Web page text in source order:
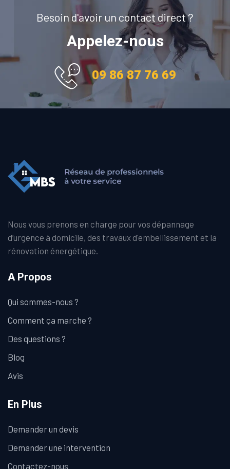
Besoin d'avoir un contact direct ?
Appelez-nous
09 86 87 76 69
Nous vous prenons en charge pour vos dépannage
d’urgence à domicile, des travaux d'embellissement et la
rénovation énergétique.
A Propos
Qui sommes-nous ?
Comment ça marche ?
Des questions ?
Blog
Avis
En Plus
Demander un devis
Demander une intervention
Contactez-nous